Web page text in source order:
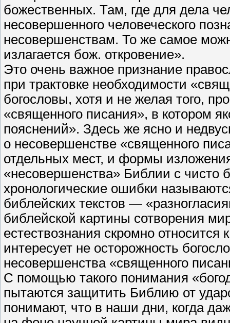
божественных. Там, где для дела
несовершенного человеческого
несовершенствам. То же самое
излагается бож. откровение».
Это очень важное признание
при трактовке необходимости
богословы, хотя и не желая того,
«священного писания», в котором
пояснений». Здесь же ясно и
о несовершенстве «священного
отдельных мест, и формы
«несовершенства» Библии с чисто
хронологические ошибки
библейских текстов —
библейской картины сотворения
естествознания скромно
интересует не осторожность
несовершенства «священного
С помощью такого понимания
пытаются защитить Библию от
понимают, что в наши дни, когда